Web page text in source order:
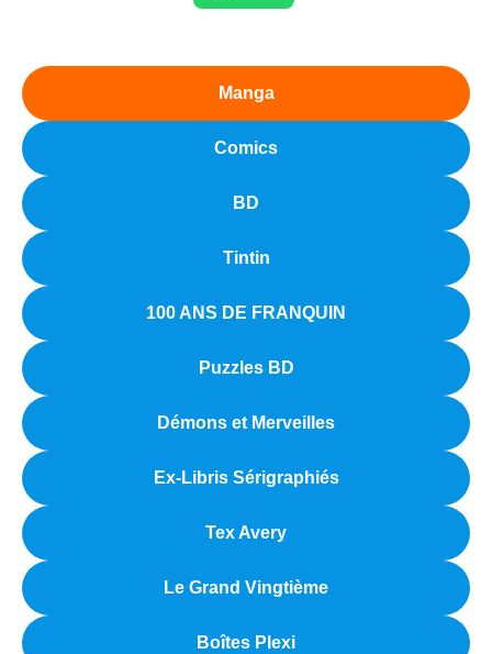
Manga
Comics
BD
Tintin
100 ANS DE FRANQUIN
Puzzles BD
Démons et Merveilles
Ex-Libris Sérigraphiés
Tex Avery
Le Grand Vingtième
Boîtes Plexi